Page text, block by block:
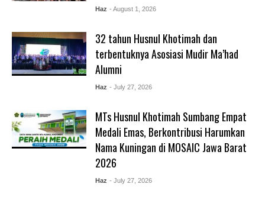
Haz - August 1, 2026
32 tahun Husnul Khotimah dan
terbentuknya Asosiasi Mudir Ma’had
Alumni
Haz - July 27, 2026
MTs Husnul Khotimah Sumbang Empat
Medali Emas, Berkontribusi Harumkan
Nama Kuningan di MOSAIC Jawa Barat
2026
Haz - July 27, 2026